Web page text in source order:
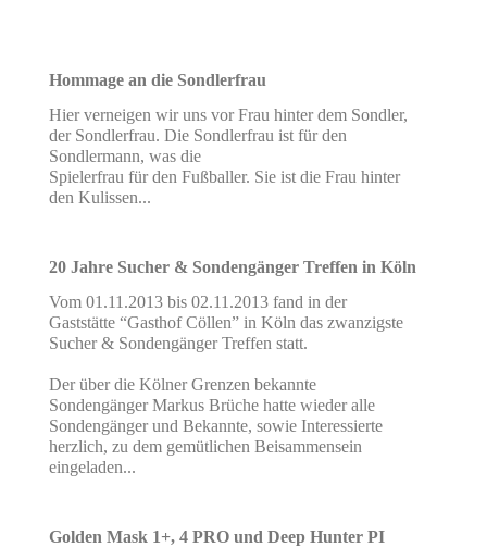
Hommage an die Sondlerfrau
Hier verneigen wir uns vor Frau hinter dem Sondler,
der Sondlerfrau. Die Sondlerfrau ist für den
Sondlermann, was die
Spielerfrau für den Fußballer. Sie ist die Frau hinter
den Kulissen...
20 Jahre Sucher & Sondengänger Treffen in Köln
Vom 01.11.2013 bis 02.11.2013 fand in der
Gaststätte “Gasthof Cöllen” in Köln das zwanzigste
Sucher & Sondengänger Treffen statt.
Der über die Kölner Grenzen bekannte
Sondengänger Markus Brüche hatte wieder alle
Sondengänger und Bekannte, sowie Interessierte
herzlich, zu dem gemütlichen Beisammensein
eingeladen...
Golden Mask 1+, 4 PRO und Deep Hunter PI